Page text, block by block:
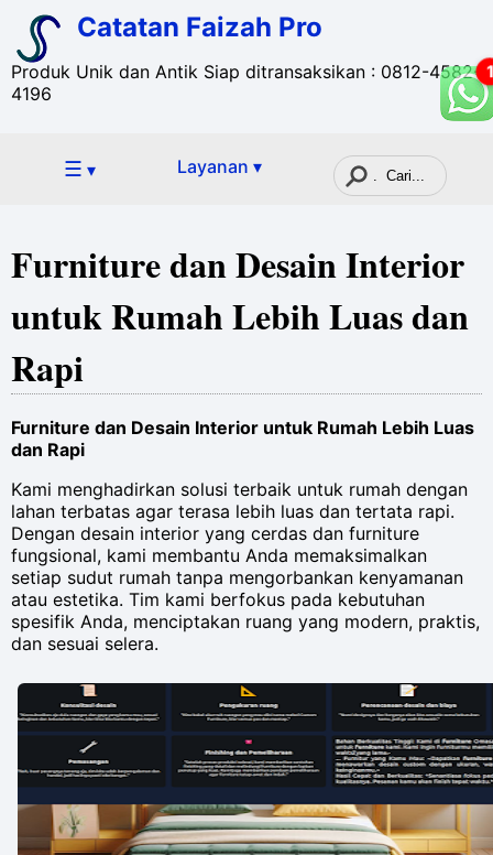
Catatan Faizah Pro
Produk Unik dan Antik Siap ditransaksikan : 0812-4582-
4196
☰ ▾ Layanan ▾
Furniture dan Desain Interior
untuk Rumah Lebih Luas dan
Rapi
Furniture dan Desain Interior untuk Rumah Lebih Luas
dan Rapi
Kami menghadirkan solusi terbaik untuk rumah dengan
lahan terbatas agar terasa lebih luas dan tertata rapi.
Dengan desain interior yang cerdas dan furniture
fungsional, kami membantu Anda memaksimalkan
setiap sudut rumah tanpa mengorbankan kenyamanan
atau estetika. Tim kami berfokus pada kebutuhan
spesifik Anda, menciptakan ruang yang modern, praktis,
dan sesuai selera.
1